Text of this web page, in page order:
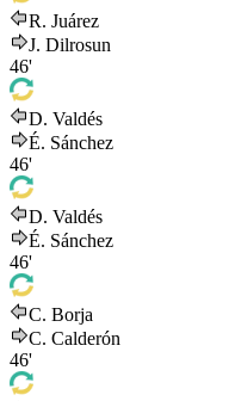
R. Juárez
J. Dilrosun
46'
D. Valdés
É. Sánchez
46'
D. Valdés
É. Sánchez
46'
C. Borja
C. Calderón
46'